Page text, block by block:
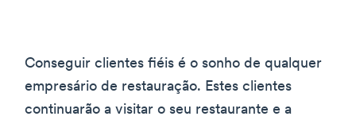
Conseguir clientes fiéis é o sonho de qualquer
empresário de restauração. Estes clientes
continuarão a visitar o seu restaurante e a